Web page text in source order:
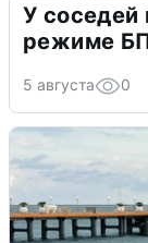
У соседей
режиме
5 августа 0